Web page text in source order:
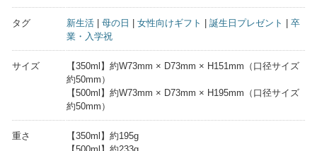
タグ 新生活 母の日 女性向けギフト 誕生日プレゼント
卒
業・入学祝
サイズ
【350ml】約W73mm × D73mm × H151mm（口径サイズ
約50mm）
【500ml】約W73mm × D73mm × H195mm（口径サイズ
約50mm）
重さ
【350ml】約195g